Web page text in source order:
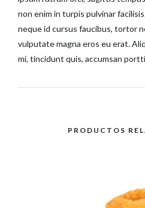
non enim in turpis pulvinar
neque id cursus faucibus, tortor
vulputate magna eros eu erat.
mi, tincidunt quis, accumsan
PRODUCTOS